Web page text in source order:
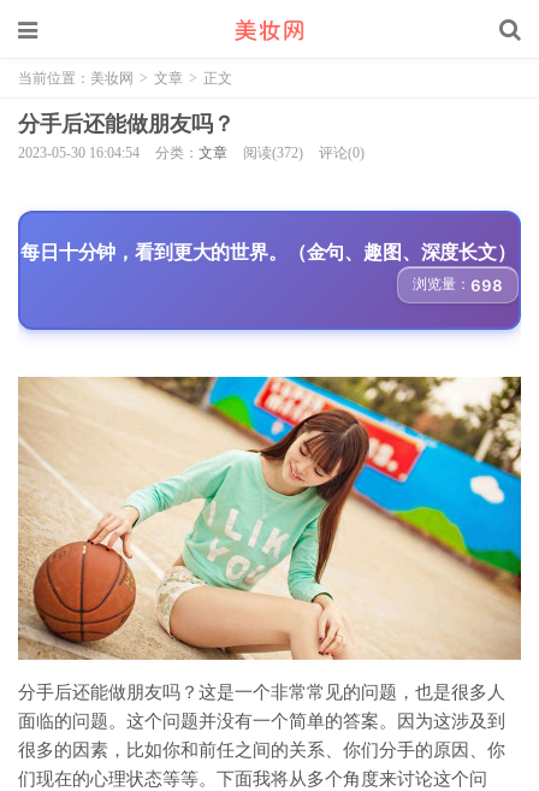
当前位置： 美妆网 > 文章 > 正文
分手后还能做朋友吗？
2023-05-30 16:04:54 分类： 文章 阅读(372) 评论(0)
每日十分钟，看到更大的世界。（金句、趣图、深度长文）
浏览量： 698
分手后还能做朋友吗？这是一个非常常见的问题，也是很多人
面临的问题。这个问题并没有一个简单的答案。因为这涉及到
很多的因素，比如你和前任之间的关系、你们分手的原因、你
们现在的心理状态等等。下面我将从多个角度来讨论这个问